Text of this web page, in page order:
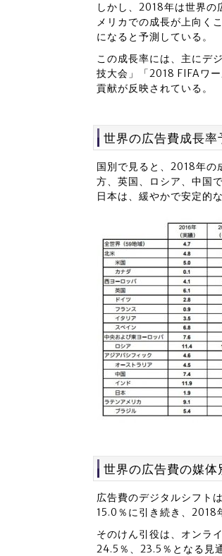
しかし、2018年は世界の
メリカでの成長が上向く
になると予測している。
この成長率には、主にデ
技大会」「2018 FIFAワ
貢献が反映されている。
世界の広告費成長率
国別で見ると、2018年の
方、英国、ロシア、中国
日本は、緩やかで安定的
世界の広告費の媒体
広告費のデジタルシフト
15.0％に引き続き、2018
そのけん引役は、オンラ
24.5％、23.5％となる見通